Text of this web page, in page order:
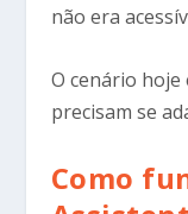
não era
O cenário
precisam se
Como